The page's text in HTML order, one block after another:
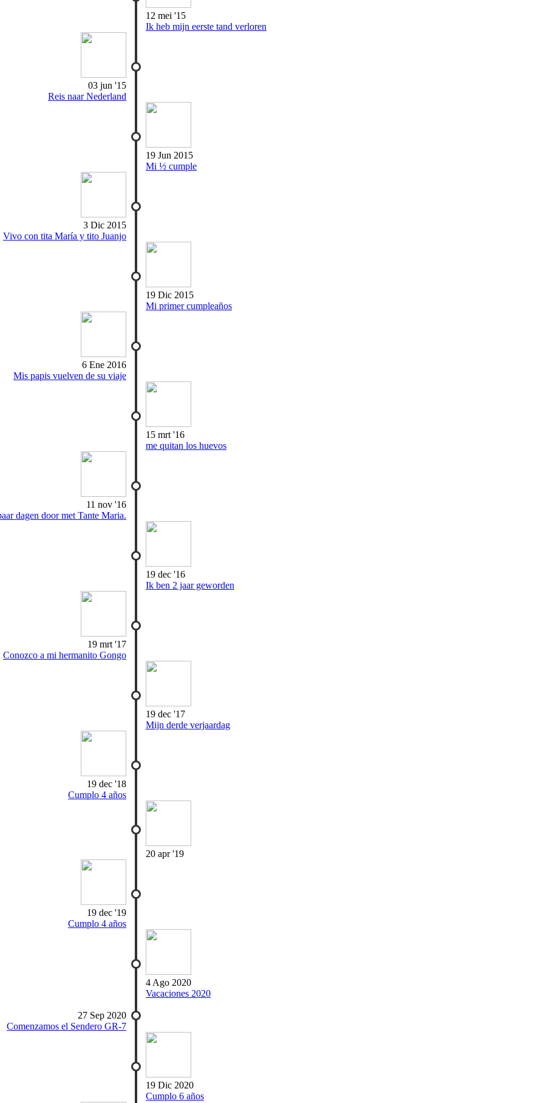
12 mei '15
Ik heb mijn eerste tand verloren
03 jun '15
Reis naar Nederland
19 Jun 2015
Mi ½ cumple
3 Dic 2015
Vivo con tita María y tito Juanjo
19 Dic 2015
Mi primer cumpleaños
6 Ene 2016
Mis papis vuelven de su viaje
15 mrt '16
me quitan los huevos
11 nov '16
dagen door met Tante Maria.
19 dec '16
Ik ben 2 jaar geworden
19 mrt '17
Conozco a mi hermanito Gongo
19 dec '17
Mijn derde verjaardag
19 dec '18
Cumplo 4 años
20 apr '19
19 dec '19
Cumplo 4 años
4 Ago 2020
Vacaciones 2020
27 Sep 2020
Comenzamos el Sendero GR-7
19 Dic 2020
Cumplo 6 años